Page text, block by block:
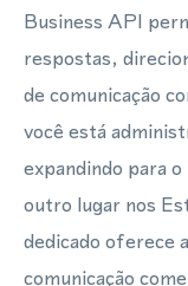
Business API
respostas,
de comunicação
você está
expandindo para
outro lugar nos
dedicado oferece
comunicação